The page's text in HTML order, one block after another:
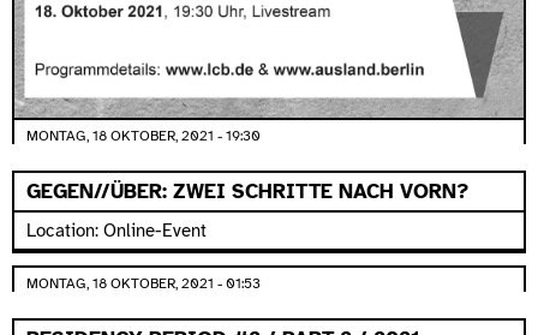
MONTAG, 18 OKTOBER, 2021 - 19:30
GEGEN//ÜBER: ZWEI SCHRITTE NACH VORN?
Location: Online-Event
MONTAG, 18 OKTOBER, 2021 - 01:53